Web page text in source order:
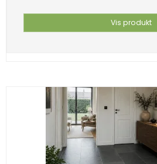
Vis produkt